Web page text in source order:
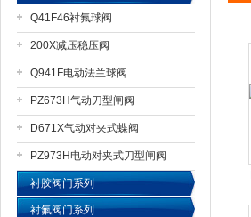
上海戎钛阀门制造有限公司
Q41F46衬氟球阀
200X减压稳压阀
Q941F电动法兰球阀
PZ673H气动刀型闸阀
D671X气动对夹式蝶阀
PZ973H电动对夹式刀型闸阀
衬胶阀门系列
衬氟阀门系列